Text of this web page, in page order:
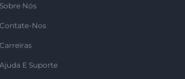
Sobre Nós
Contate-Nos
Carreiras
Ajuda E Suporte